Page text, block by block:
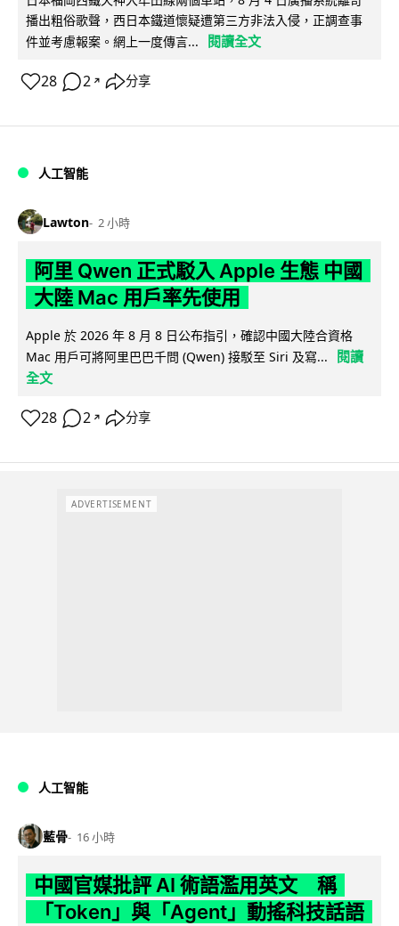
播出粗俗歌聲，西日本鐵道懷疑遭第三方非法入侵，正調查事
件並考慮報案。網上一度傳言...
閱讀全文
28 2 ↗ 分享
人工智能
Lawton 2 小時
阿里 Qwen 正式駁入 Apple 生態 中國
大陸 Mac 用戶率先使用
Apple 於 2026 年 8 月 8 日公布指引，確認中國大陸合資格
Mac 用戶可將阿里巴巴千問 (Qwen) 接駁至 Siri 及寫...
閱讀
全文
28 2 ↗ 分享
ADVERTISEMENT
人工智能
藍骨 16 小時
中國官媒批評 AI 術語濫用英文 稱
「Token」與「Agent」動搖科技話語